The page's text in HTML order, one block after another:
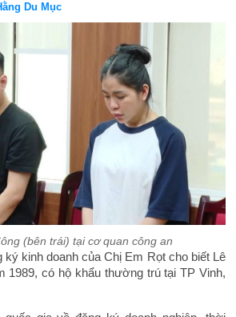
Du Mục
(bên trái) tại cơ quan công an
ký kinh doanh của Chị Em Rọt cho biết Lê
1989, có hộ khẩu thường trú tại TP Vinh,